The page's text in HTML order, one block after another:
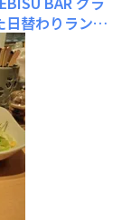
日替わりランチ
ンをサラダで
バーなどと